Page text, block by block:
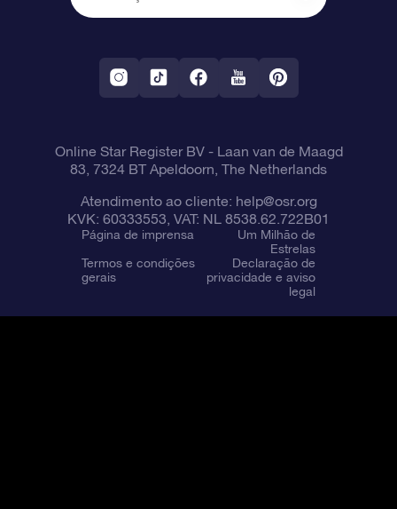
OSR Starsaver
Aplicativo RV Fly me to the stars
Política de devolução
Constelações
Online Star Register BV- Laan van de Maagd
83, 7324 BT Apeldoorn, The Netherlands
Atendimento ao cliente: help@osr.org
KVK: 60333553, VAT: NL 8538.62.722B01
Página de imprensa
Um Milhão de
Estrelas
Termos e condições
gerais
Declaração de
privacidade e aviso
legal